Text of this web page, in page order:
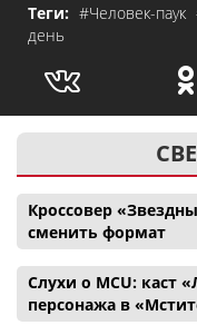
Теги: #Человек-паук
день
Кроссовер
сменить формат
Слухи о MCU: каст
персонажа в